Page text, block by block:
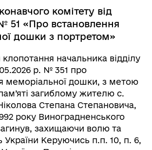
комітету від
51 «Про встановлення
дошки з портретом»
начальника відділу
р. № 351 про
меморіальної дошки, з метою
загиблому жителю с.
Степана Степановича,
року Виноградненського
захищаючи волю та
України Керуючись п.п. 10, п. 6,